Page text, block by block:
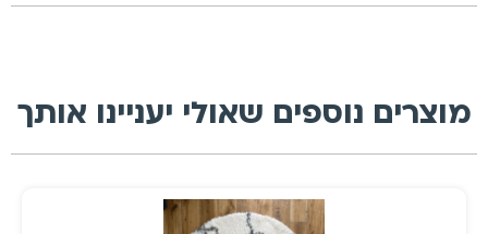
מוצרים נוספים שאולי יעניינו אותך